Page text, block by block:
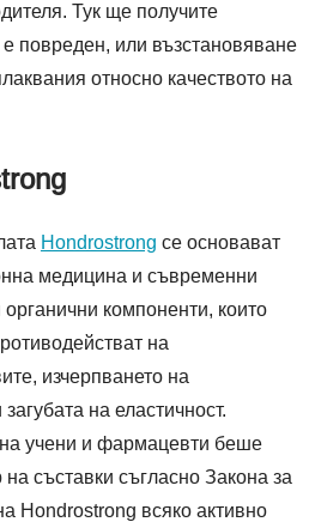
Тук ще получите
повреден, или възстановяване
относно качеството на
Hondrostrong се основават
медицина и съвременни
компоненти, които
на
изчерпването на
на еластичност.
учени и фармацевти беше
съставки съгласно Закона за
Hondrostrong всяко активно